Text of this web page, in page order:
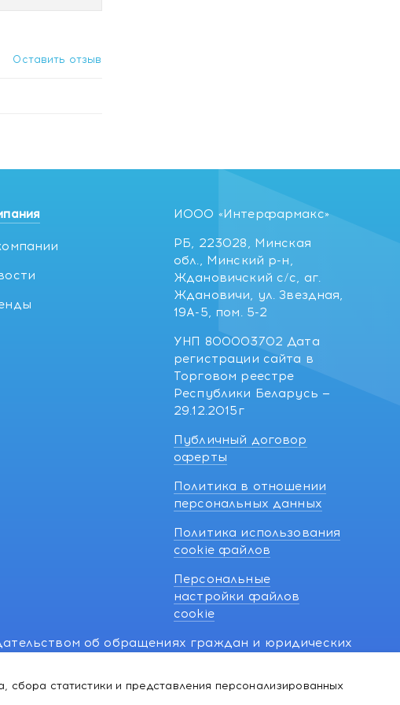
Оставить отзыв
статистики и представления персонализированных
ИООО «Интерфармакс»
РБ, 223028, Минская
обл., Минский р-н,
Ждановичский с/с, аг.
Ждановичи, ул. Звездная,
19А-5, пом. 5-2
УНП 800003702 Дата
регистрации сайта в
Торговом реестре
Республики Беларусь —
29.12.2015г
Публичный договор
оферты
Политика в отношении
персональных данных
Политика использования
cookie файлов
Персональные
настройки файлов
cookie
об обращениях граждан и юридических
о нарушении их прав, предусмотренных